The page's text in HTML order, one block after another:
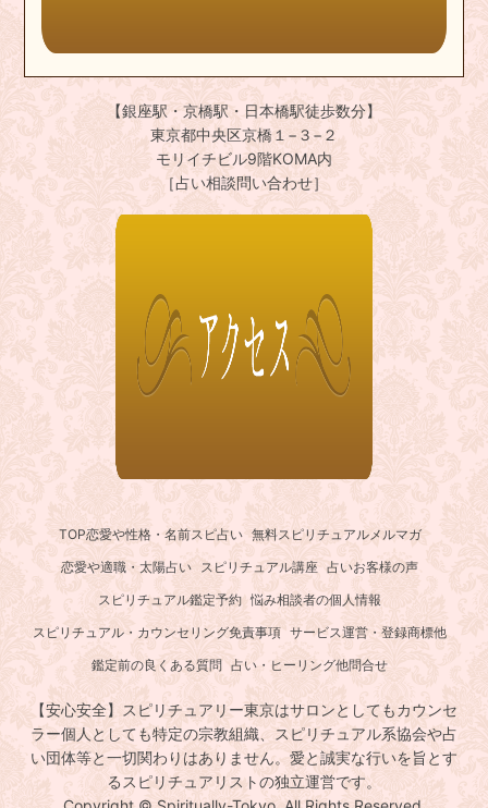
【銀座駅・京橋駅・日本橋駅徒歩数分】
東京都中央区京橋１−３−２
モリイチビル9階KOMA内
［占い相談問い合わせ］
TOP恋愛や性格・名前スピ占い 無料スピリチュアルメルマガ
恋愛や適職・太陽占い
スピリチュアル講座 占いお客様の声
スピリチュアル鑑定予約 悩み相談者の個人情報
スピリチュアル・カウンセリング免責事項 サービス運営・登録商標他
鑑定前の良くある質問 占い・ヒーリング他問合せ
【安心安全】スピリチュアリー東京はサロンとしてもカウンセ
ラー個人としても特定の宗教組織、スピリチュアル系協会や占
い団体等と一切関わりはありません。愛と誠実な行いを旨とす
るスピリチュアリストの独立運営です。